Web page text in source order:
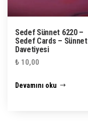
Sedef Sünnet 6220 –
Sedef Cards – Sünnet
Davetiyesi
₺ 10,00
Devamını oku